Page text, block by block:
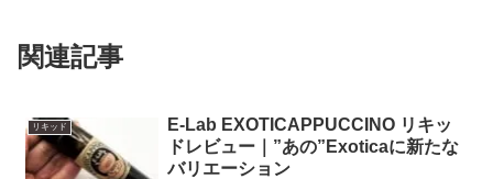
関連記事
リキッド
E-Lab EXOTICAPPUCCINO リキッ
ドレビュー｜”あの”Exoticaに新たな
バリエーション